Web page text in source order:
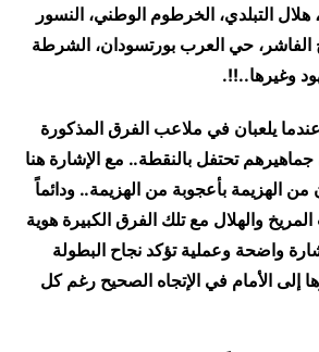
التبلدي، الخرطوم الوطني، النسور
الفاشر، حي العرب بورتسودان، الشرطة
وغيرها..!!.
يلعبان في ملاعب الفرق المذكورة
جماهيرهم تحتفل بالنقطة.. مع الإشارة هنا
من الهزيمة بأعجوبة من الهزيمة.. ودائماً
والهلال مع تلك الفرق الكبيرة هوية
واضحة وعملية تؤكد نجاح البطولة
إلى الأمام في الإتجاه الصحيح رغم كل